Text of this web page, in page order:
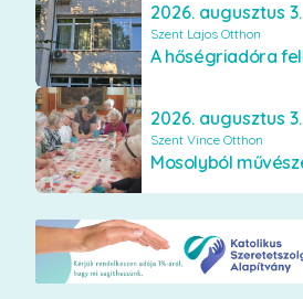
2026. augusztus 3.
Szent Lajos Otthon
2026. augusztus 3.
Szent Vince Otthon
Mosolyból